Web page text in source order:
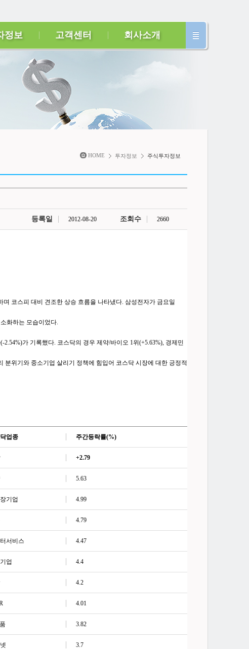
정보 고객센터 회사소개
HOME 투자정보 주식투자정보
등록일 2012-08-20 조회수 2660
코스피 대비 견조한 상승 흐름을 나타냈다. 삼성전자가 금요일
화하는 모습이었다.
가 기록했다. 코스닥의 경우 제약/바이오 1위(+5.63%), 경제민
분위기와 중소기업 살리기 정책에 힘입어 코스닥 시장에 대한 긍정적
업종 주간등락률(%)
+2.79
5.63
기업 4.99
4.79
서비스 4.47
업 4.4
4.2
4.01
3.82
3.7